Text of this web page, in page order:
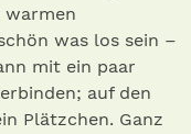
warmen
was los sein –
mit ein paar
auf den
Plätzchen. Ganz